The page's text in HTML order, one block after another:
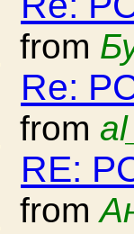
from
Re:
from
RE:
from